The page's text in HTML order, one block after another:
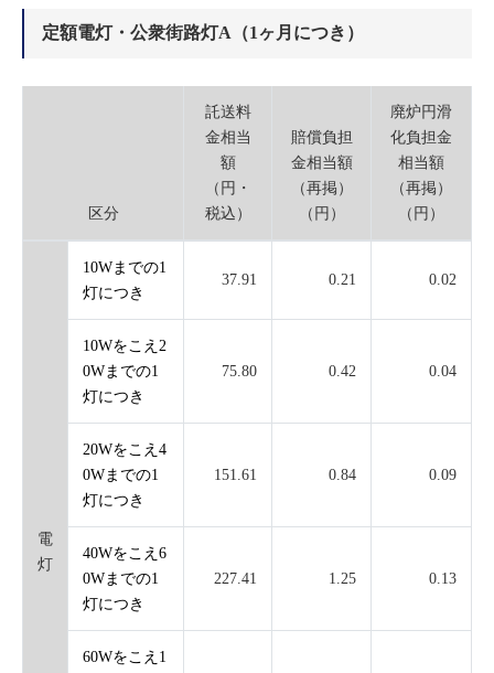
定額電灯・公衆街路灯A（1ヶ月につき）
区分
託送料
金相当
額
（円・
税込）
賠償負担
金相当額
（再掲）
（円）
廃炉円滑
化負担金
相当額
（再掲）
（円）
電
灯
10Wまでの1
灯につき
37.91 0.21 0.02
10Wをこえ2
0Wまでの1
灯につき
75.80 0.42 0.04
20Wをこえ4
0Wまでの1
灯につき
151.61 0.84 0.09
40Wをこえ6
0Wまでの1
灯につき
227.41 1.25 0.13
60Wをこえ1